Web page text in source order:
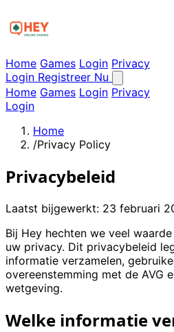
Home Games Login Privacy
Login Registreer Nu
Home Games Login Privacy
Login
Home
/Privacy Policy
Privacybeleid
Laatst bijgewerkt: 23 februari
Bij Hey hechten we veel
uw privacy. Dit privacybeleid
informatie verzamelen,
overeenstemming met de AVG
wetgeving.
Welke informatie